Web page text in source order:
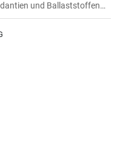
und Ballaststoffen